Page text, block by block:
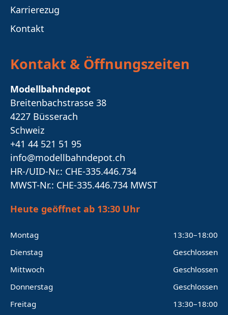
Karrierezug
Kontakt
Kontakt & Öffnungszeiten
Modellbahndepot
Breitenbachstrasse 38
4227 Büsserach
Schweiz
+41 44 521 51 95
info@modellbahndepot.ch
HR-/UID-Nr.: CHE-335.446.734
MWST-Nr.: CHE-335.446.734 MWST
Heute geöffnet ab 13:30 Uhr
Montag
13:30–18:00
Dienstag
Geschlossen
Mittwoch
Geschlossen
Donnerstag
Geschlossen
Freitag
13:30–18:00